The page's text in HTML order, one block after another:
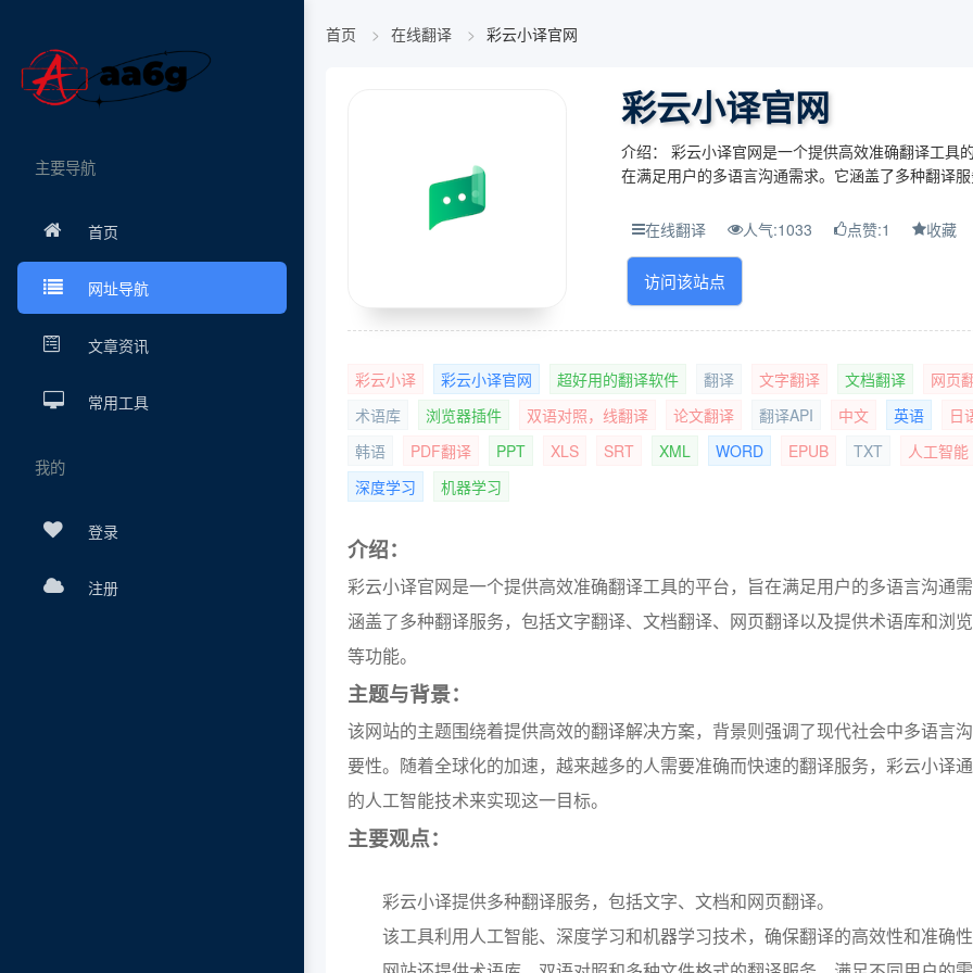
主要导航
首页
网址导航
文章资讯
常用工具
我的
登录
注册
首页 在线翻译 彩云小译官网
彩云小译官网
介绍： 彩云小译官网是一个提供高效准确翻译工具
在满足用户的多语言沟通需求。它涵盖了多种翻译
等功能。 主题与背景： 该网站的主题围绕...
在线翻译 人气:1033 点赞:1 收藏
访问该站点
彩云小译 彩云小译官网 超好用的翻译软件 翻译 文字翻译 文档翻译
网页
术语库
浏览器插件 双语对照，线翻译 论文翻译 翻译API 中文 英语
日
韩语
PDF翻译 PPT XLS SRT XML WORD EPUB TXT
人工智能
深度学习
机器学习
介绍：
彩云小译官网是一个提供高效准确翻译工具的平台，旨在满足用户的多语言沟通
涵盖了多种翻译服务，包括文字翻译、文档翻译、网页翻译以及提供术语库和浏
等功能。
主题与背景：
该网站的主题围绕着提供高效的翻译解决方案，背景则强调了现代社会中多语言
要性。随着全球化的加速，越来越多的人需要准确而快速的翻译服务，彩云小译
的人工智能技术来实现这一目标。
主要观点：
彩云小译提供多种翻译服务，包括文字、文档和网页翻译。
该工具利用人工智能、深度学习和机器学习技术，确保翻译的高效性和准确